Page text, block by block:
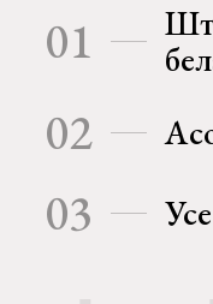
01
02
03